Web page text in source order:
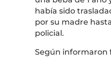
había sido
por su madre
policial.
Según informaron